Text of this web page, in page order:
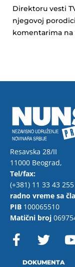
Direktoru vesti
njegovoj
komentarima na
Resavska 28/II
11000 Beograd,
Tel/fax:
(+381) 11 33 43 255
radno vreme sa
PIB 100065510
Matični broj
F
a w
DOKUMENTA